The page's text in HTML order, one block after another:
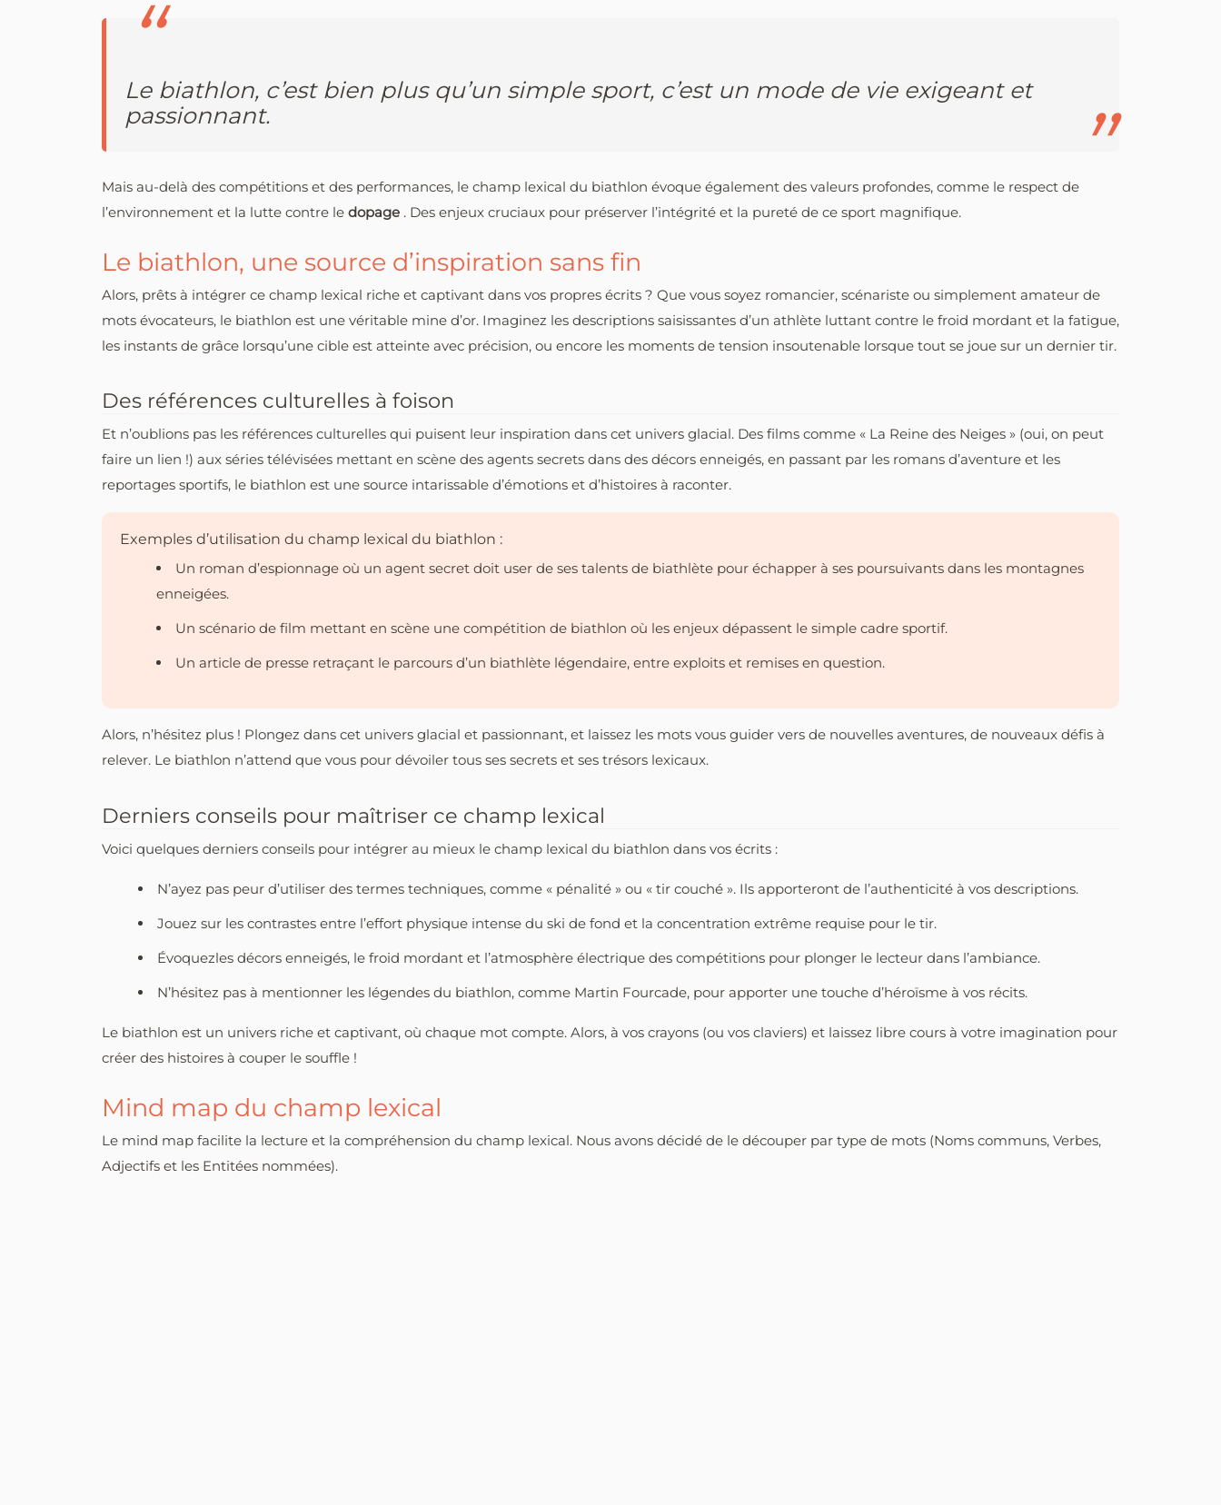
Le biathlon, c’est bien plus qu’un simple sport, c’est un mode de vie exigeant et
passionnant.
Mais au-delà des compétitions et des performances, le champ lexical du biathlon évoque également des valeurs profondes, comme le respect de
l’environnement et la lutte contre le dopage . Des enjeux cruciaux pour préserver l’intégrité et la pureté de ce sport magnifique.
Le biathlon, une source d’inspiration sans fin
Alors, prêts à intégrer ce champ lexical riche et captivant dans vos propres écrits ? Que vous soyez romancier, scénariste ou simplement amateur de
mots évocateurs, le biathlon est une véritable mine d’or. Imaginez les descriptions saisissantes d’un athlète luttant contre le froid mordant et la fatigue,
les instants de grâce lorsqu’une cible est atteinte avec précision, ou encore les moments de tension insoutenable lorsque tout se joue sur un dernier tir.
Des références culturelles à foison
Et n’oublions pas les références culturelles qui puisent leur inspiration dans cet univers glacial. Des films comme « La Reine des Neiges » (oui, on peut
faire un lien !) aux séries télévisées mettant en scène des agents secrets dans des décors enneigés, en passant par les romans d’aventure et les
reportages sportifs, le biathlon est une source intarissable d’émotions et d’histoires à raconter.
Exemples d’utilisation du champ lexical du biathlon :
Un roman d’espionnage où un agent secret doit user de ses talents de biathlète pour échapper à ses poursuivants dans les montagnes
enneigées.
Un scénario de film mettant en scène une compétition de biathlon où les enjeux dépassent le simple cadre sportif.
Un article de presse retraçant le parcours d’un biathlète légendaire, entre exploits et remises en question.
Alors, n’hésitez plus ! Plongez dans cet univers glacial et passionnant, et laissez les mots vous guider vers de nouvelles aventures, de nouveaux défis à
relever. Le biathlon n’attend que vous pour dévoiler tous ses secrets et ses trésors lexicaux.
Derniers conseils pour maîtriser ce champ lexical
Voici quelques derniers conseils pour intégrer au mieux le champ lexical du biathlon dans vos écrits :
N’ayez pas peur d’utiliser des termes techniques, comme « pénalité » ou « tir couché ». Ils apporteront de l’authenticité à vos descriptions.
Jouez sur les contrastes entre l’effort physique intense du ski de fond et la concentration extrême requise pour le tir.
Évoquezles décors enneigés, le froid mordant et l’atmosphère électrique des compétitions pour plonger le lecteur dans l’ambiance.
N’hésitez pas à mentionner les légendes du biathlon, comme Martin Fourcade, pour apporter une touche d’héroïsme à vos récits.
Le biathlon est un univers riche et captivant, où chaque mot compte. Alors, à vos crayons (ou vos claviers) et laissez libre cours à votre imagination pour
créer des histoires à couper le souffle !
Mind map du champ lexical
Le mind map facilite la lecture et la compréhension du champ lexical. Nous avons décidé de le découper par type de mots (Noms communs, Verbes,
Adjectifs et les Entitées nommées).